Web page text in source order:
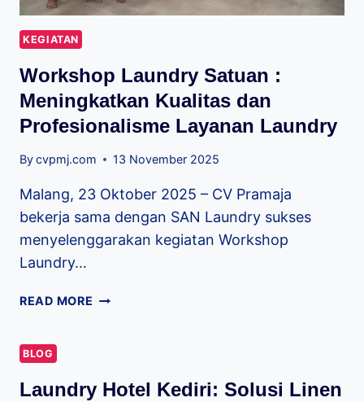
KEGIATAN
Workshop Laundry Satuan :
Meningkatkan Kualitas dan
Profesionalisme Layanan Laundry
Bycvpmj.com 13 November 2025
Malang, 23 Oktober 2025 – CV Pramaja
bekerja sama dengan SAN Laundry sukses
menyelenggarakan kegiatan Workshop
Laundry…
READ MORE
BLOG
Laundry Hotel Kediri: Solusi Linen